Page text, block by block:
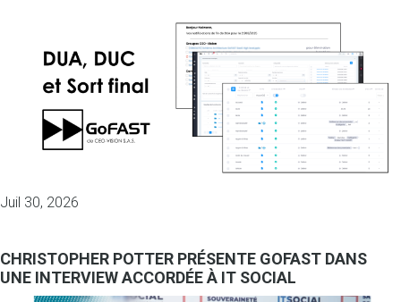
Juil 30, 2026
CHRISTOPHER POTTER PRÉSENTE GOFAST DANS
UNE INTERVIEW ACCORDÉE À IT SOCIAL